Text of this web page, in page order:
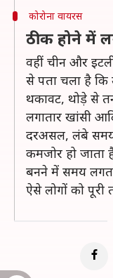
कोरोना वायरस
ठीक होने में
वहीं चीन और
से पता चला है कि
थकावट, थोड़े से
लगातार खांसी
दरअसल, लंबे
कमजोर हो जाता
बनने में समय
ऐसे लोगों को पूरी